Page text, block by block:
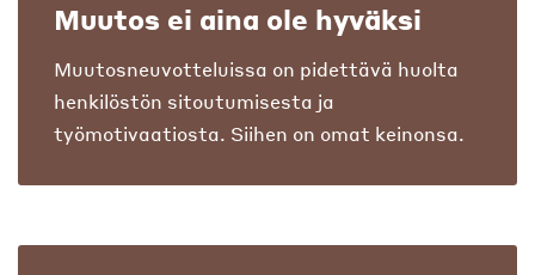
Muutos ei aina ole hyväksi
Muutosneuvotteluissa on pidettävä huolta
henkilöstön sitoutumisesta ja
työmotivaatiosta. Siihen on omat keinonsa.